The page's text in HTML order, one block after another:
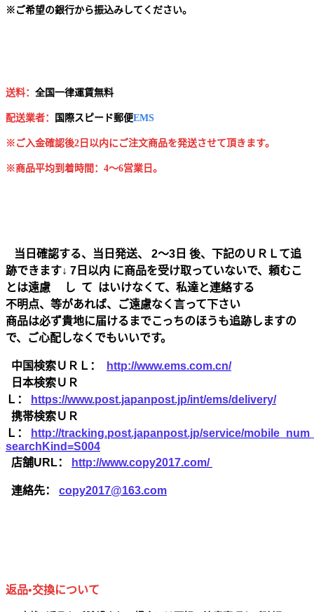
※ ご希望の銀行から振込みしてください。
送料： 全国一律運賃無料
配送業者： 国 際スピード郵便EMS
※ご入金確認後2日以内にご注文商品を発送させて頂きます。
※商品平均到着時間：4～6営業日。
当日確認する、当日発送、 2～3日 後、下記のＵＲＬて追
跡できます↓ 7日以内 に商品を受け取っていないで、頼むこ
とは遠慮 し て はいけなくて、私達と連絡する
不明点、等があれば、ご遠慮なく言って下さい
商品は必ず貴地に届けるまでこっちのほうも追跡しますの
で、ご心配しなくでもいいです。
中国検索ＵＲＬ：
http://www.ems.com.cn/
日本検索ＵＲ
Ｌ：
https://www.post.japanpost.jp/int/ems/delivery/
携帯検索ＵＲ
Ｌ：
http://tracking.post.japanpost.jp/service/
searchKind=S004
店舗URL：
http://www.copy2017.com/
連絡先： copy2017@163.com
返品•交換について